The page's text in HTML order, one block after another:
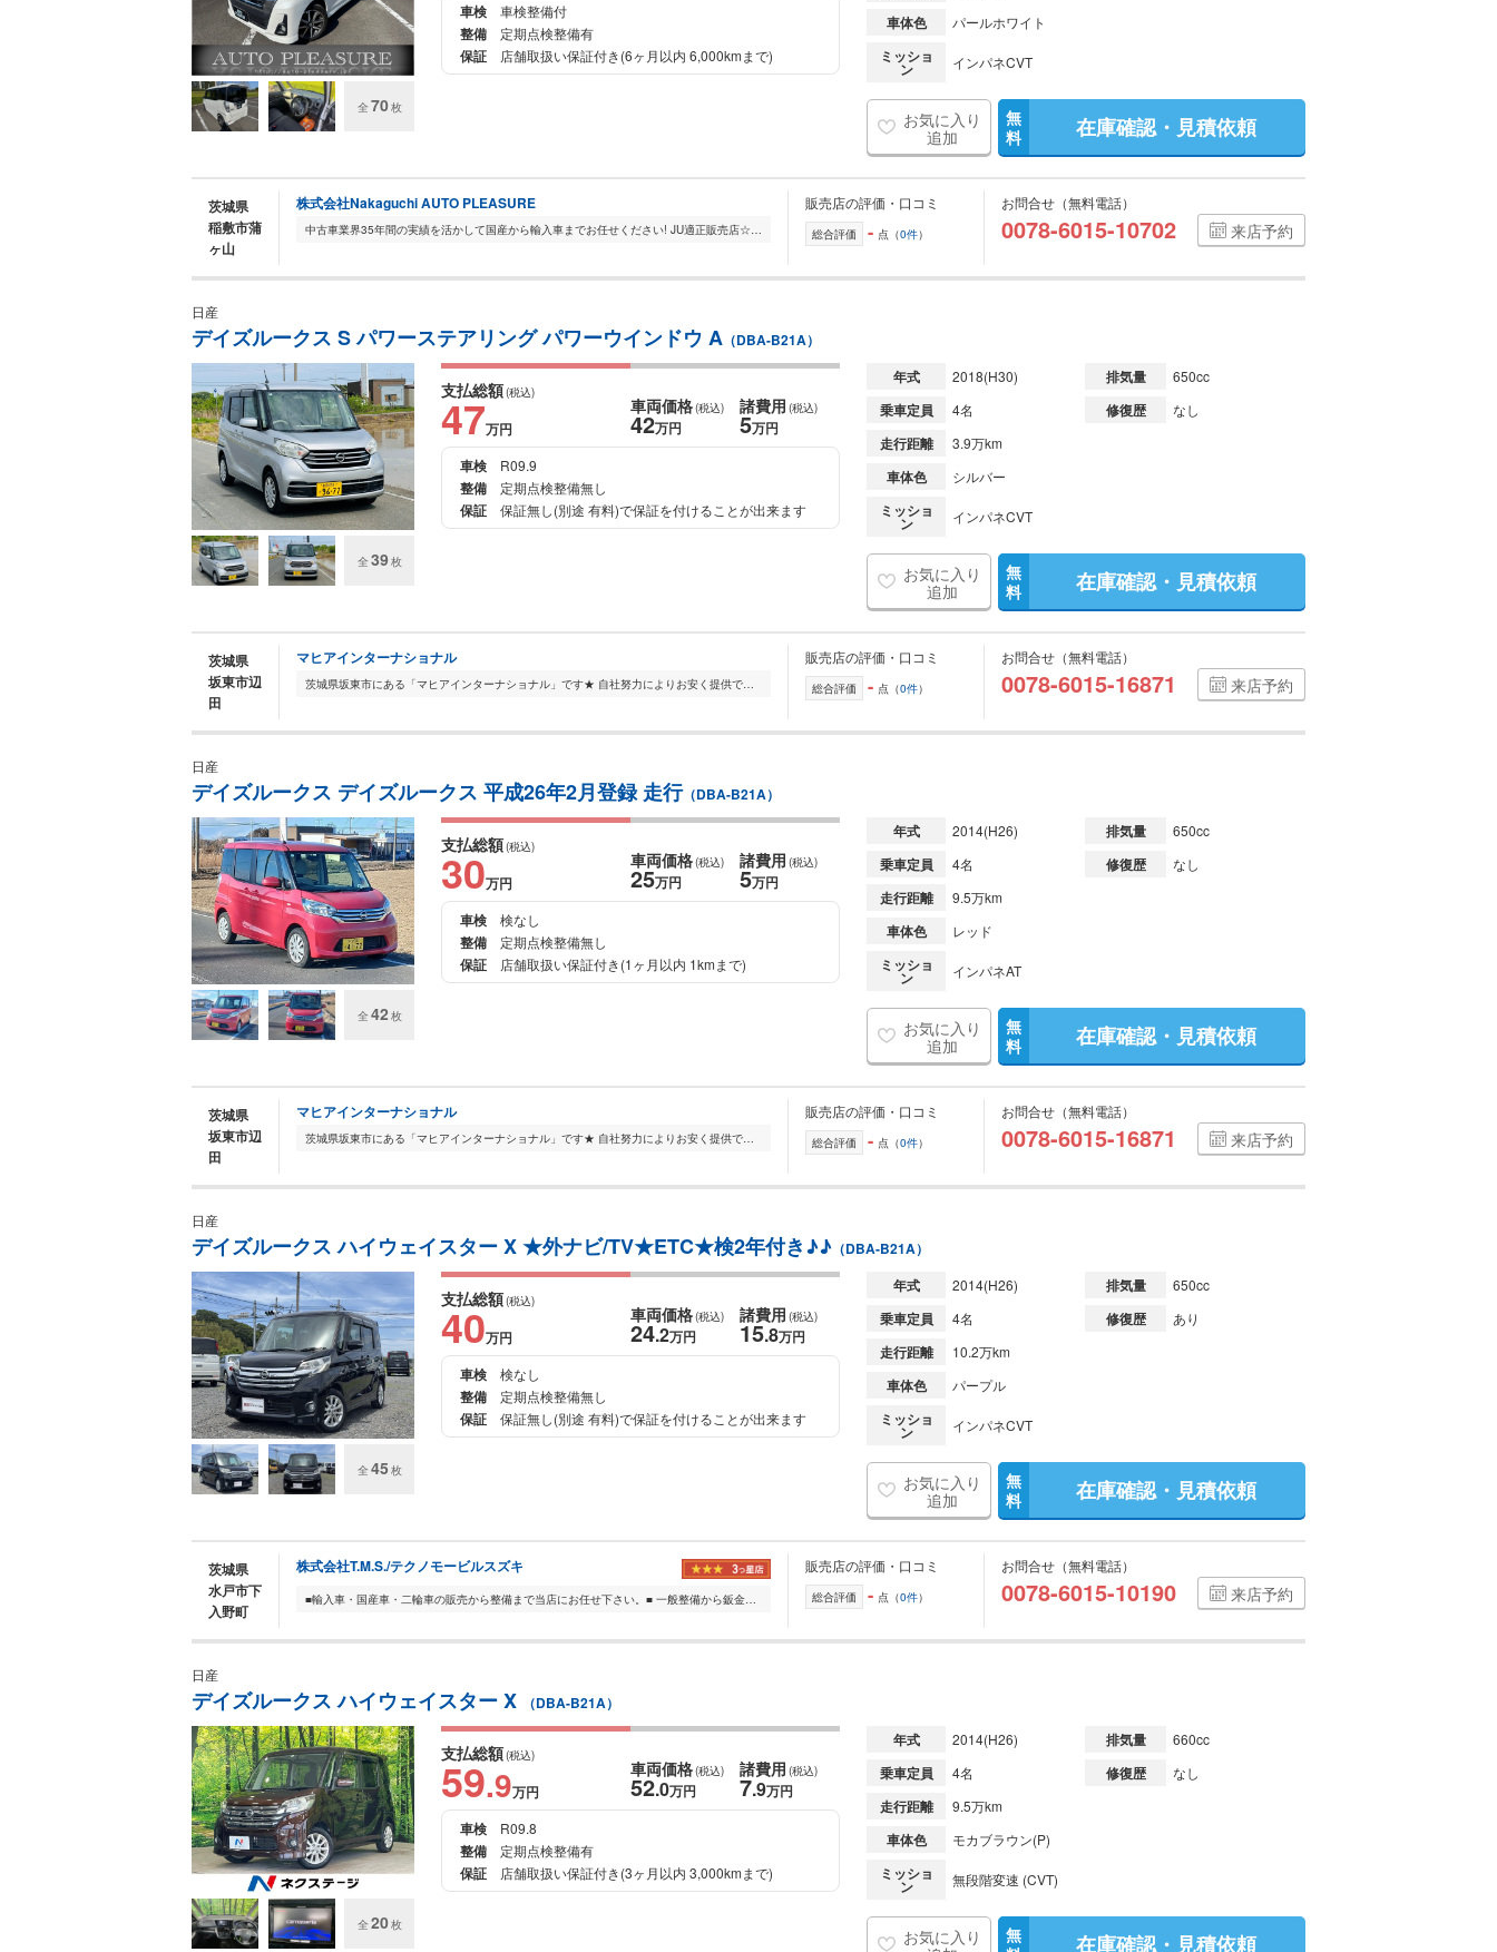
全 70枚
車検
車検整備付
整備 定期点検整備有
保証 店舗取扱い保証付き(6ヶ月以内 6,000kmまで)
車体色 パールホワイト
ミッショ
ン インパネCVT
お気に入り
追加
無
料
在庫確認・見積依頼
茨城県
稲敷市蒲
ヶ山
株式会社Nakaguchi AUTO PLEASURE
中古車業界35年間の実績を活かして国産から輸入車までお任せください! JU適正販売店☆お客様にご安心してご購入いただく為にも☆ お客様とのご縁を大切にしお客様に必要と...
販売店の評価・口コミ
総合評価 - 点（0件）
お問合せ（無料電話）
0078-6015-10702 来店予約
日産
デイズルークス S パワーステアリング パワーウインドウ A （DBA-B21A）
全 39枚
支払総額(税込)
47万円
車両価格(税込)
42万円
諸費用 (税込)
5万円
車検
R09.9
整備 定期点検整備無し
保証 保証無し(別途 有料)で保証を付けることが出来ます
年式 2018(H30) 排気量 650cc
乗車定員 4名 修復歴 なし
走行距離 3.9万km
車体色 シルバー
ミッショ
ン インパネCVT
お気に入り
追加
無
料
在庫確認・見積依頼
茨城県
坂東市辺
田
マヒアインターナショナル
茨城県坂東市にある「マヒアインターナショナル」です★ 自社努力によりお安く提供できるようにしております。 ハイエース、キャラバンを中心に国産車を常時50台以上展示...
販売店の評価・口コミ
総合評価 - 点（0件）
お問合せ（無料電話）
0078-6015-16871 来店予約
日産
デイズルークス デイズルークス 平成26年2月登録 走行（DBA-B21A）
全 42 枚
支払総額(税込)
30万円
車両価格(税込)
25万円
諸費用 (税込)
5万円
車検
検なし
整備 定期点検整備無し
保証 店舗取扱い保証付き(1ヶ月以内 1kmまで)
年式 2014(H26) 排気量 650cc
乗車定員 4名 修復歴 なし
走行距離 9.5万km
車体色 レッド
ミッショ
ン インパネAT
お気に入り
追加
無
料
在庫確認・見積依頼
茨城県
坂東市辺
田
マヒアインターナショナル
茨城県坂東市にある「マヒアインターナショナル」です★ 自社努力によりお安く提供できるようにしております。 ハイエース、キャラバンを中心に国産車を常時50台以上展示...
販売店の評価・口コミ
総合評価 - 点（0件）
お問合せ（無料電話）
0078-6015-16871 来店予約
日産
デイズルークス ハイウェイスター X ★外ナビ/TV★ETC★検2年付き♪♪ （DBA-B21A）
全 45枚
支払総額(税込)
40万円
車両価格(税込)
24.2万円
諸費用 (税込)
15.8万円
車検
検なし
整備 定期点検整備無し
保証 保証無し(別途 有料)で保証を付けることが出来ます
年式 2014(H26) 排気量 650cc
乗車定員 4名 修復歴 あり
走行距離 10.2万km
車体色 パープル
ミッショ
ン インパネCVT
お気に入り
追加
無
料
在庫確認・見積依頼
茨城県
水戸市下
入野町
株式会社T.M.S./テクノモービルスズキ
■輸入車・国産車・二輪車の販売から整備まで当店にお任せ下さい。■ 一般整備から鈑金塗装、ベース車両を探して、そのまま自分好みにカスタムも喜んで承ります。 全社試...
販売店の評価・口コミ
総合評価 - 点（0件）
お問合せ（無料電話）
0078-6015-10190 来店予約
日産
デイズルークス ハイウェイスター X （DBA-B21A）
全 20枚
支払総額(税込)
59.9万円
車両価格(税込)
52.0万円
諸費用 (税込)
7.9万円
車検
R09.8
整備 定期点検整備有
保証 店舗取扱い保証付き(3ヶ月以内 3,000kmまで)
年式 2014(H26) 排気量 660cc
乗車定員 4名 修復歴 なし
走行距離 9.5万km
車体色 モカブラウン(P)
ミッショ
ン 無段階変速 (CVT)
お気に入り
無
在庫確認・見積依頼